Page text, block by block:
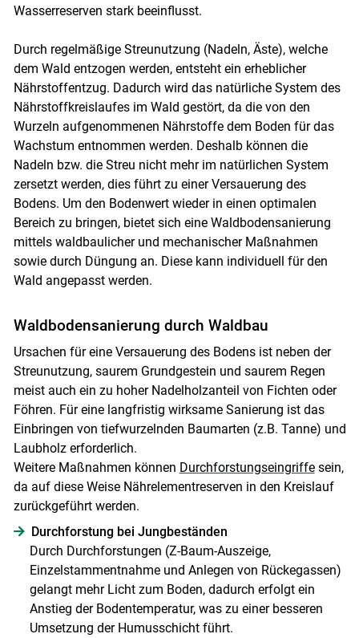
Skip to main content
Wasserreserven stark beeinflusst.
Durch regelmäßige Streunutzung (Nadeln, Äste), welche
dem Wald entzogen werden, entsteht ein erheblicher
Nährstoffentzug. Dadurch wird das natürliche System des
Nährstoffkreislaufes im Wald gestört, da die von den
Wurzeln aufgenommenen Nährstoffe dem Boden für das
Wachstum entnommen werden. Deshalb können die
Nadeln bzw. die Streu nicht mehr im natürlichen System
zersetzt werden, dies führt zu einer Versauerung des
Bodens. Um den Bodenwert wieder in einen optimalen
Bereich zu bringen, bietet sich eine Waldbodensanierung
mittels waldbaulicher und mechanischer Maßnahmen
sowie durch Düngung an. Diese kann individuell für den
Wald angepasst werden.
Waldbodensanierung durch Waldbau
Ursachen für eine Versauerung des Bodens ist neben der
Streunutzung, saurem Grundgestein und saurem Regen
meist auch ein zu hoher Nadelholzanteil von Fichten oder
Föhren. Für eine langfristig wirksame Sanierung ist das
Einbringen von tiefwurzelnden Baumarten (z.B. Tanne) und
Laubholz erforderlich.
Weitere Maßnahmen können Durchforstungseingriffesein,
da auf diese Weise Nährelementreserven in den Kreislauf
zurückgeführt werden.
Durchforstung bei Jungbeständen
Durch Durchforstungen (Z-Baum-Auszeige,
Einzelstammentnahme und Anlegen von Rückegassen)
gelangt mehr Licht zum Boden, dadurch erfolgt ein
Anstieg der Bodentemperatur, was zu einer besseren
Umsetzung der Humusschicht führt.